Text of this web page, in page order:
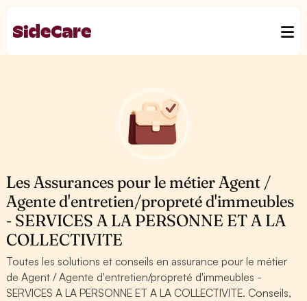
Les Assurances pour le métier Agent /
Agente d'entretien/propreté d'immeubles
- SERVICES A LA PERSONNE ET A LA
COLLECTIVITE
Toutes les solutions et conseils en assurance pour le métier
de Agent / Agente d'entretien/propreté d'immeubles -
SERVICES A LA PERSONNE ET A LA COLLECTIVITE. Conseils,